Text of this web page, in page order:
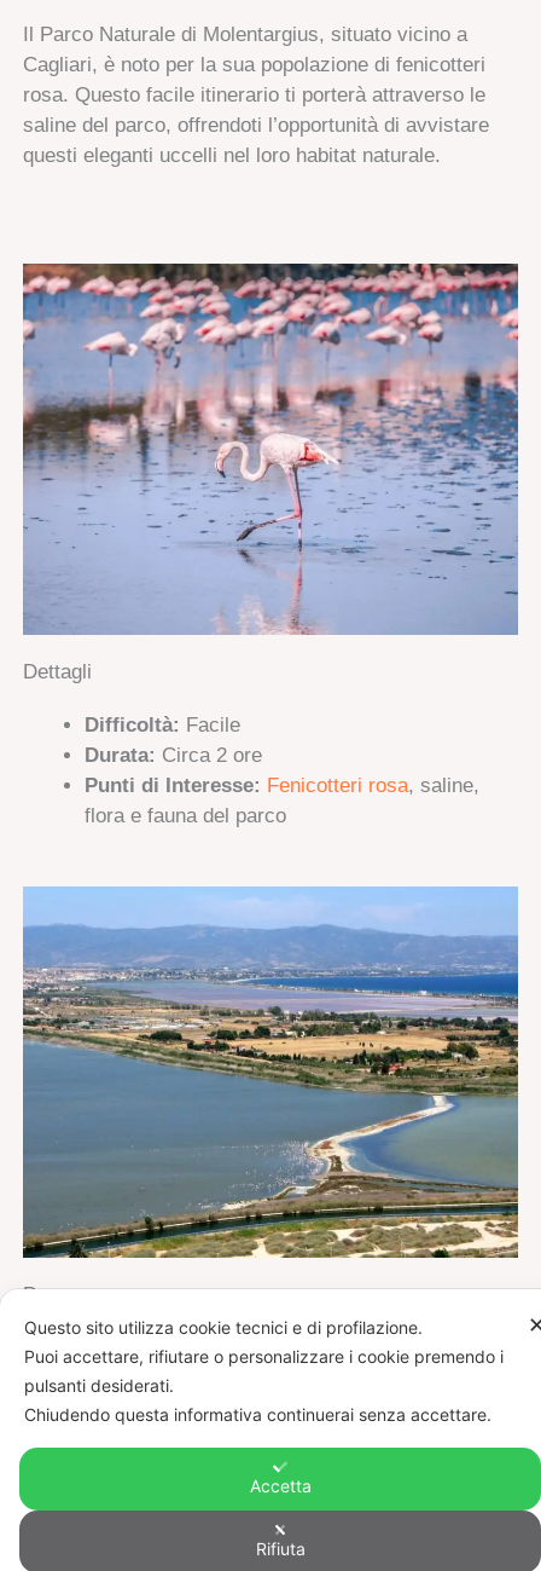
Il Parco Naturale di Molentargius, situato vicino a
Cagliari, è noto per la sua popolazione di fenicotteri
rosa. Questo facile itinerario ti porterà attraverso le
saline del parco, offrendoti l’opportunità di avvistare
questi eleganti uccelli nel loro habitat naturale.
Dettagli
Difficoltà: Facile
Durata: Circa 2 ore
Punti di Interesse: Fenicotteri rosa, saline,
flora e fauna del parco
Percorso
Partenza dal Centro Visitatori del Parco:
Inizia il trekking dal centro visitatori situato a
Cagliari. Segui i percorsi segnalati che
Osservazione dei Fenicotteri:
i sentieri, fermandoti ai punti di osservazione
per ammirare i fenicotteri rosa e altre specie di
Questo sito utilizza cookie tecnici e di profilazione.
Puoi accettare, rifiutare o personalizzare i cookie premendo i
pulsanti desiderati.
Chiudendo questa informativa continuerai senza accettare.
Accetta
Rifiuta